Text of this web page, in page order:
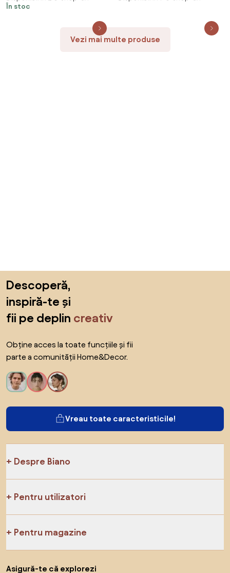
În stoc
Vezi mai multe produse
Descoperă,
inspiră-te și
fii pe deplin creativ
Obține acces la toate funcțiile și fii
parte a comunității Home&Decor.
Vreau toate caracteristicile!
Despre Biano
Pentru utilizatori
Pentru magazine
Asigură-te că explorezi